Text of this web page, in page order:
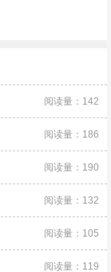
阅读量：142
阅读量：186
阅读量：190
阅读量：132
阅读量：105
阅读量：119